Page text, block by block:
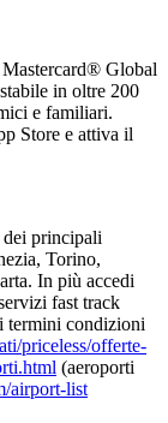
Mastercard® Global
in oltre 200
e familiari.
Store e attiva il
dei principali
Torino,
In più accedi
fast track
termini condizioni
priceless/offerte-
(aeroporti
airport-list